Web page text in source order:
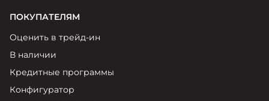
ПОКУПАТЕЛЯМ
Оценить в трейд-ин
В наличии
Кредитные программы
Конфигуратор